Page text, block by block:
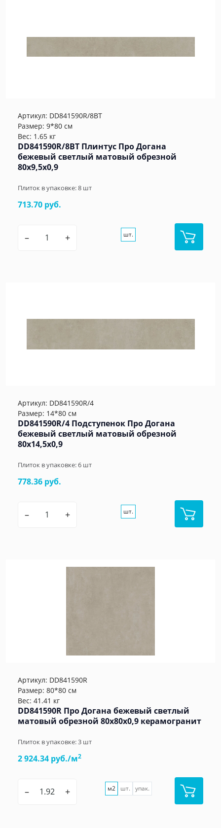
Артикул: DD841590R/8BT
Размер: 9*80 см
Вес: 1.65 кг
DD841590R/8BT Плинтус Про Догана
бежевый светлый матовый обрезной
80x9,5x0,9
Плиток в упаковке:8 шт
713.70 руб.
– + шт.
Артикул: DD841590R/4
Размер: 14*80 см
DD841590R/4 Подступенок Про Догана
бежевый светлый матовый обрезной
80x14,5x0,9
Плиток в упаковке:6 шт
778.36 руб.
– + шт.
Артикул: DD841590R
Размер: 80*80 см
Вес: 41.41 кг
DD841590R Про Догана бежевый светлый
матовый обрезной 80x80x0,9 керамогранит
Плиток в упаковке:3 шт
2 924.34 руб./м2
– + м2 шт. упак.